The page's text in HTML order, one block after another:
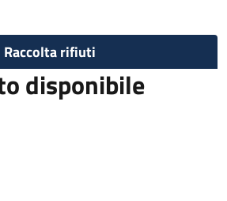
Raccolta rifiuti
disponibile